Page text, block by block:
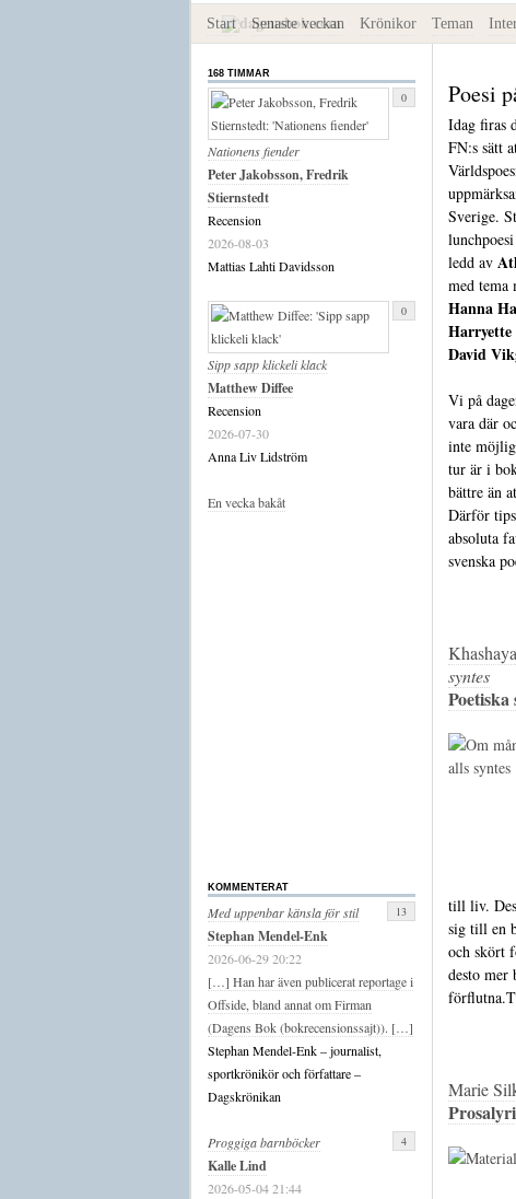
Start Senaste veckan Krönikor Teman
Poesi
Idag firas
FN:s sätt
Sverige.
ledd av
med tema
Hanna
David
Vi på
vara där
inte
tur är i
bättre än
Därför
absoluta
svenska
syntes
till liv.
sig till en
och skört
desto mer
Marie
168 TIMMAR
Nationens fiender
Peter Jakobsson, Fredrik
Stiernstedt
Recension
2026-08-03
Mattias Lahti Davidsson
0
Sipp sapp klickeli klack
Matthew Diffee
Recension
2026-07-30
Anna Liv Lidström
0
En vecka bakåt
KOMMENTERAT
Med uppenbar känsla för stil
Stephan Mendel-Enk
2026-06-29 20:22
[…] Han har även publicerat reportage i
Offside, bland annat om Firman
(Dagens Bok (bokrecensionssajt)). […]
Stephan Mendel-Enk – journalist,
sportkrönikör och författare –
Dagskrönikan
13
Proggiga barnböcker
Kalle Lind
2026-05-04 21:44
4